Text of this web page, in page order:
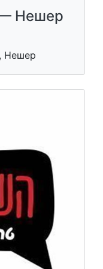
Нешер
Нешер